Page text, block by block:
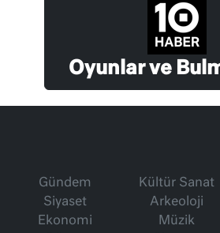
Oyunlar ve
Gündem
Siyaset
Ekonomi
Kültür Sanat
Arkeoloji
Müzik